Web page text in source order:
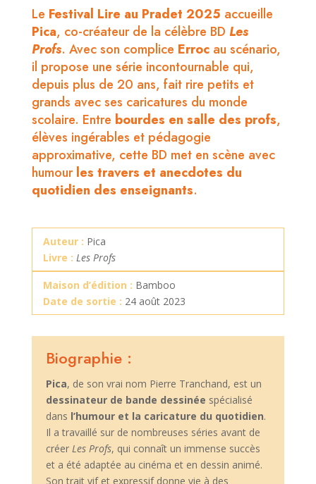
Le Festival Lire au Pradet 2025 accueille
Pica, co-créateur de la célèbre BD Les
Profs. Avec son complice Errocau scénario,
il propose une série incontournable qui,
depuis plus de 20 ans, fait rire petits et
grands avec ses caricatures du monde
scolaire. Entre bourdes en salle des profs,
élèves ingérables et pédagogie
approximative, cette BD met en scène avec
humourles travers et anecdotes du
quotidien des enseignants.
Auteur : Pica
Livre : Les Profs
Maison d’édition : Bamboo
Date de sortie : 24 août 2023
Biographie :
Pica, de son vrai nom Pierre Tranchand, est un
dessinateur de bande dessinée spécialisé
dans l’humour et la caricature du quotidien.
Il a travaillé sur de nombreuses séries avant de
créer Les Profs, qui connaît un immense succès
et a été adaptée au cinéma et en dessin animé.
Son trait vif et expressif donne vie à des